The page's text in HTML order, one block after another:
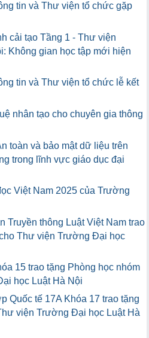
tin và Thư viện tổ chức gặp
cải tạo Tầng 1 - Thư viện
Không gian học tập mới hiện
tin và Thư viện tổ chức lễ kết
nhân tạo cho chuyên gia thông
toàn và bảo mật dữ liệu trên
trong lĩnh vực giáo dục đại
Việt Nam 2025 của Trường
Truyền thông Luật Việt Nam trao
Thư viện Trường Đại học
15 trao tặng Phòng học nhóm
học Luật Hà Nội
Quốc tế 17A Khóa 17 trao tặng
viện Trường Đại học Luật Hà